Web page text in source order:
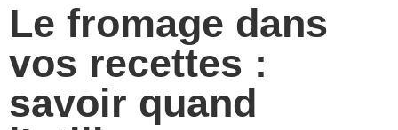
Le fromage dans
vos recettes :
savoir quand